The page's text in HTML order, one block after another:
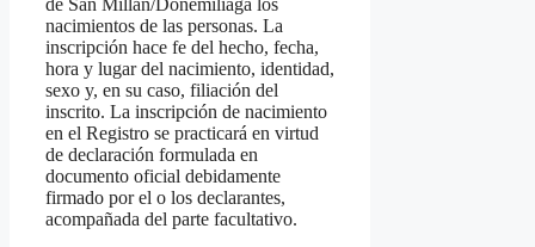
de San Millán/Donemiliaga los
nacimientos de las personas. La
inscripción hace fe del hecho, fecha,
hora y lugar del nacimiento, identidad,
sexo y, en su caso, filiación del
inscrito. La inscripción de nacimiento
en el Registro se practicará en virtud
de declaración formulada en
documento oficial debidamente
firmado por el o los declarantes,
acompañada del parte facultativo.